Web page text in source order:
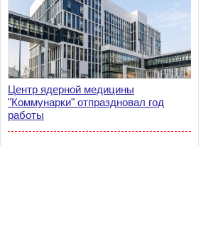
Центр ядерной медицины
"Коммунарки" отпраздновал год
работы